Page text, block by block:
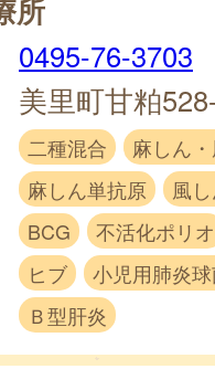
所
0495-76-3703
美里町甘粕
二種混合
麻しん
麻しん単抗原
風
BCG
不活化ポリオ
ヒブ
小児用肺炎
Ｂ型肝炎